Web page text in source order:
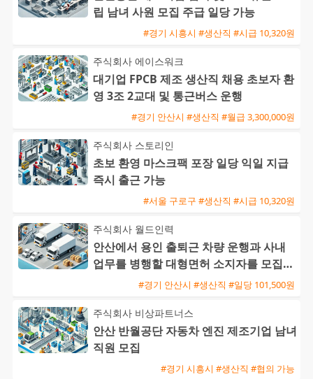
립 남녀 사원 모집 주급 일당 가능
#경기 시흥시 #생산직 #시급 10,320원
주식회사 에이스워크
대기업 FPCB 제조 생산직 채용 초보자 환
영 3조 2교대 및 통근버스 운행
#경기 안산시 #생산직 #월급 3,300,000원
주식회사 스토리인
초보 환영 마스크팩 포장 일당 익일 지급
즉시 출근 가능
#서울 구로구 #생산직 #시급 10,320원
주식회사 월드인력
안산에서 용인 출퇴근 차량 운행과 사내
업무를 병행할 대형면허 소지자를 모집합
#경기 안산시 #생산직 #일당 101,500원
주식회사 비상파트너스
안산 반월공단 자동차 엔진 제조기업 남녀
직원 모집
#경기 시흥시 #생산직 #협의 가능